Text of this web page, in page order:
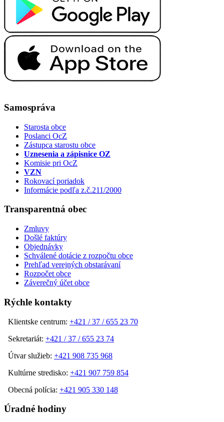
Samospráva
Starosta obce
Poslanci OcZ
Zástupca starostu obce
Uznesenia a zápisnice OZ
Komisie pri OcZ
VZN
Rokovací poriadok
Informácie podľa z.č.211/2000
Transparentná obec
Zmluvy
Došlé faktúry
Objednávky
Schválené dotácie z rozpočtu obce
Prehľad verejných obstarávaní
Rozpočet obce
Záverečný účet obce
Rýchle kontakty
Klientske centrum: +421 / 37 / 655 23 70
Sekretariát: +421 / 37 / 655 23 74
Útvar služieb: +421 908 735 968
Kultúrne stredisko: +421 907 759 854
Obecná polícia: +421 905 330 148
Úradné hodiny